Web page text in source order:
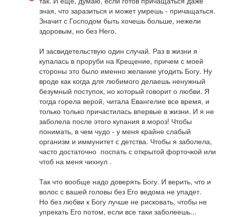
зная, что заразиться и может умрешь - причащаться.
Значит с Господом быть хочешь больше, нежели
здоровым, но без Него.
И засвидетельствую один случай. Раз в жизни я
купалась в проруби на Крещение, причем с моей
стороны это было именно желание угодить Богу. Ну
вроде как когда для любимого делаешь ненужный
безумный поступок, но который говорит о любви. Я
тогда горела верой, читала Евангелие все время, и
только только причастилась впервые в жизни. И я не
заболела после этого купания в мороз! Чтобы
понимать, в чем чудо - у меня крайне слабый
организм и иммунитет с детства. Чтобы я заболела,
часто достаточно  поспать с открытой форточкой или
чтоб на меня чихнул .
Так что вообще надо доверять Богу. И верить, что и
волос с вашей головы без Его ведома не упадет.
Но без любви к Богу лучше не рисковать, чтобы не
упрекать Его потом, если все таки заболеешь...